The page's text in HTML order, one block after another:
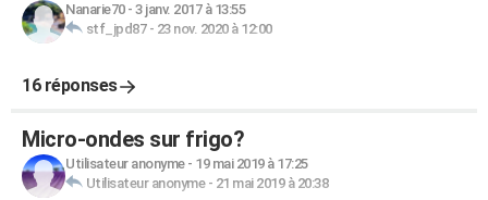
Nanarie70- 3 janv. 2017 à 13:55
stf_jpd87- 23 nov. 2020 à 12:00
16 réponses
Micro-ondes sur frigo?
Utilisateur anonyme- 19 mai 2019 à 17:25
Utilisateur anonyme- 21 mai 2019 à 20:38